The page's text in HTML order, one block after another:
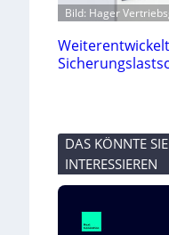
Bild: Hager
DAS KÖNNTE
INTERESSIEREN